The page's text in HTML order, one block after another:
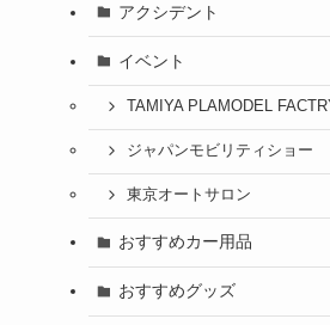
アクシデント
イベント
TAMIYA PLAMODEL
ジャパンモビリティショー
東京オートサロン
おすすめカー用品
おすすめグッズ